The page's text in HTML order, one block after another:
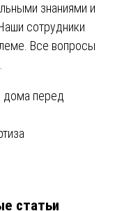
знаниями и
сотрудники
Все вопросы
дома перед
статьи